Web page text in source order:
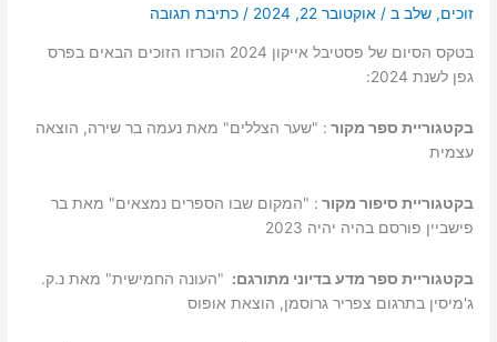
זוכים,שלב ב /אוקטובר 22, 2024 /כתיבת תגובה
בטקס הסיום של פסטיבל אייקון 2024 הוכרזו הזוכים הבאים בפרס
גפן לשנת 2024:
בקטגוריית ספר מקור : "שער הצללים" מאת נעמה בר שירה, הוצאה
עצמית
בקטגוריית סיפור מקור : "המקום שבו הספרים נמצאים" מאת בר
פישביין פורסם בהיה יהיה 2023
בקטגוריית ספר מדע בדיוני מתורגם: "העונה החמישית" מאת נ.ק.
ג'מיסין בתרגום צפריר גרוסמן, הוצאת אופוס